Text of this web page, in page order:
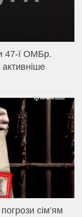
47-ї ОМБр.
сім’ям